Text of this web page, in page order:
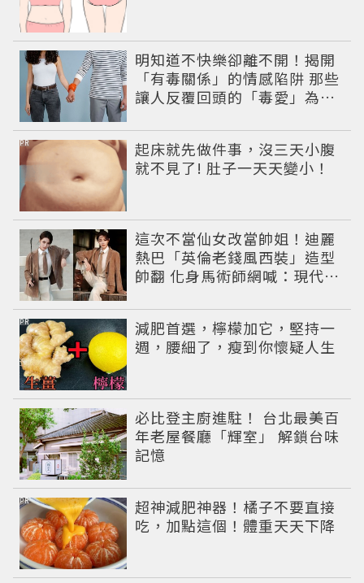
明知道不快樂卻離不開！揭開
「有毒關係」的情感陷阱 那些
讓人反覆回頭的「毒愛」為何
起床就先做件事，沒三天小腹
就不見了! 肚子一天天變小！
PR
這次不當仙女改當帥姐！迪麗
熱巴「英倫老錢風西裝」造型
帥翻 化身馬術師網喊：現代版
減肥首選，檸檬加它，堅持一
週，腰細了，瘦到你懷疑人生
PR
必比登主廚進駐！ 台北最美百
年老屋餐廳「輝室」 解鎖台味
記憶
超神減肥神器！橘子不要直接
吃，加點這個！體重天天下降
PR